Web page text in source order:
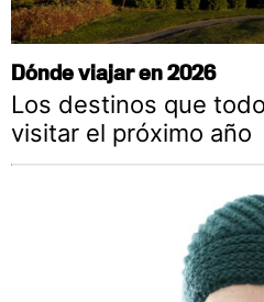
Dónde viajar en 2026
Los destinos que
visitar el próximo año